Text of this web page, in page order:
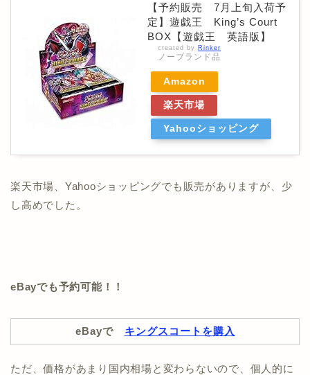
【予約販売 7月上旬入荷予
定】遊戯王 King’s Court
BOX【遊戯王 英語版】
created by Rinker
ノーブランド品
Amazon
楽天市場
Yahooショッピング
楽天市場、Yahooショッピングでも販売がありますが、少
し高めでした。
eBayでも予約可能！！
eBayで キングスコートを購入
ただ、価格があまり国内相場と変わらないので、個人的に